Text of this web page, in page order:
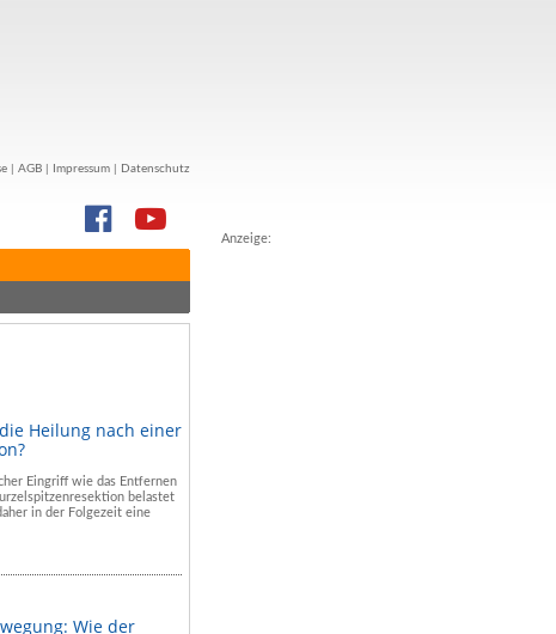
Anzeige:
AGB Impressum Datenschutz
Heilung nach einer
Eingriff wie das Entfernen
belastet
in der Folgezeit eine
Wie der